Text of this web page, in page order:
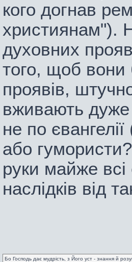
кого догнав
християнам").
духовних
того, щоб вони
проявів,
вживають дуже
не по
або
руки майже
наслідків від
Бо Господь дає мудрість, з Його уст - знання й